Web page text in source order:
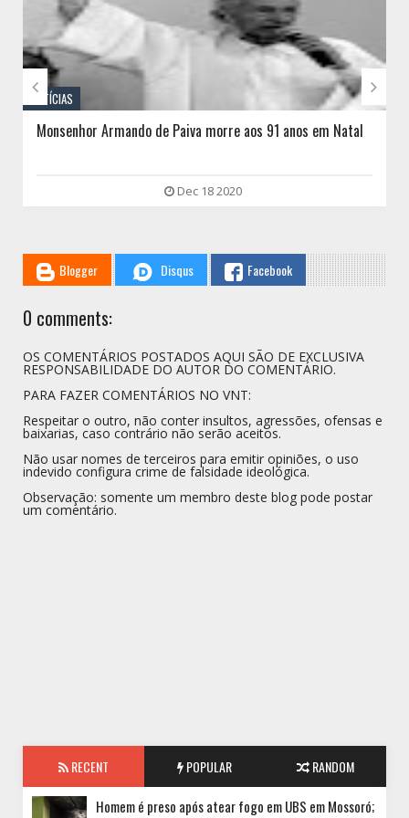
NOTÍCIAS
Monsenhor Armando de Paiva morre aos 91 anos em Natal
Dec 18 2020
 
Blogger Disqus Facebook
0 comments:
OS COMENTÁRIOS POSTADOS AQUI SÃO DE EXCLUSIVA
RESPONSABILIDADE DO AUTOR DO COMENTÁRIO.
PARA FAZER COMENTÁRIOS NO VNT:
Respeitar o outro, não conter insultos, agressões, ofensas e
baixarias, caso contrário não serão aceitos.
Não usar nomes de terceiros para emitir opiniões, o uso
indevido configura crime de falsidade ideológica.
Observação: somente um membro deste blog pode postar
um comentário.
RECENT POPULAR RANDOM
Homem é preso após atear fogo em UBS em Mossoró;